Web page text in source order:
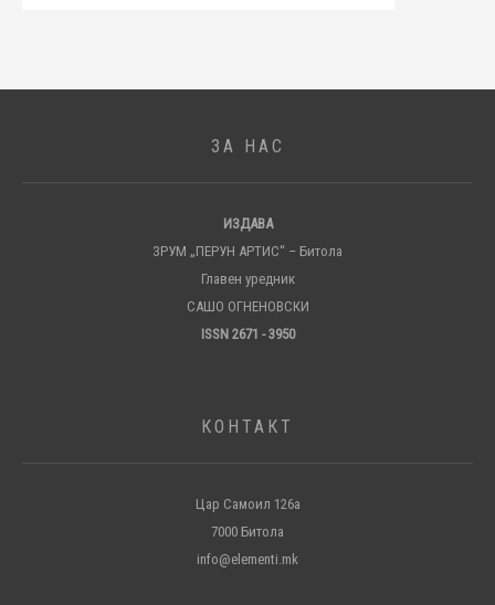
ЗА НАС
ИЗДАВА
ЗРУМ „ПЕРУН АРТИС“ – Битола
Главен уредник
САШО ОГНЕНОВСКИ
ISSN 2671 - 3950
КОНТАКТ
Цар Самоил 126а
7000 Битола
info@elementi.mk